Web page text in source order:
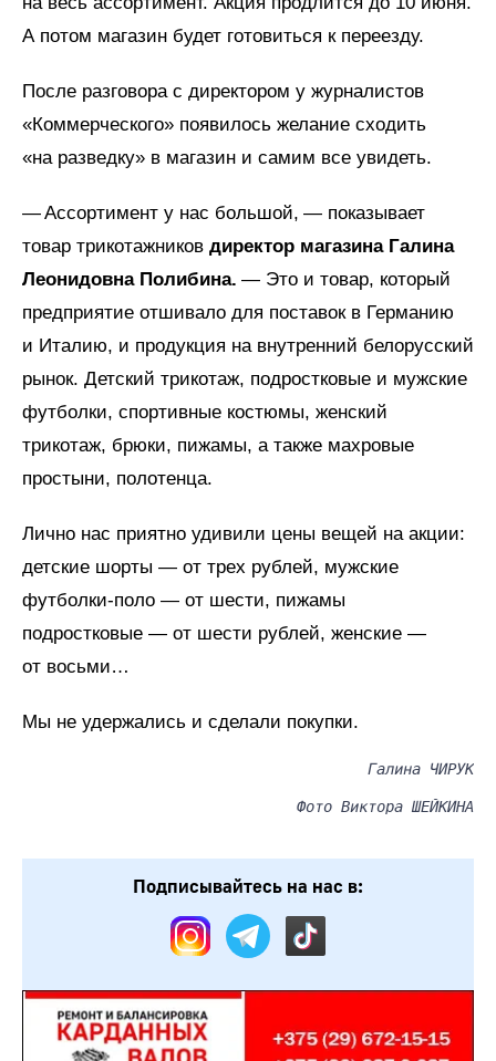
А потом магазин будет готовиться к переезду.
После разговора с директором у журналистов
«Коммерческого» появилось желание сходить
«на разведку» в магазин и самим все увидеть.
— Ассортимент у нас большой, — показывает
товар трикотажников директор магазина Галина
Леонидовна Полибина. — Это и товар, который
предприятие отшивало для поставок в Германию
и Италию, и продукция на внутренний белорусский
рынок. Детский трикотаж, подростковые и мужские
футболки, спортивные костюмы, женский
трикотаж, брюки, пижамы, а также махровые
простыни, полотенца.
Лично нас приятно удивили цены вещей на акции:
детские шорты — от трех рублей, мужские
футболки-поло — от шести, пижамы
подростковые — от шести рублей, женские —
от восьми…
Мы не удержались и сделали покупки.
Галина ЧИРУК
Фото Виктора ШЕЙКИНА
Подписывайтесь на нас в: